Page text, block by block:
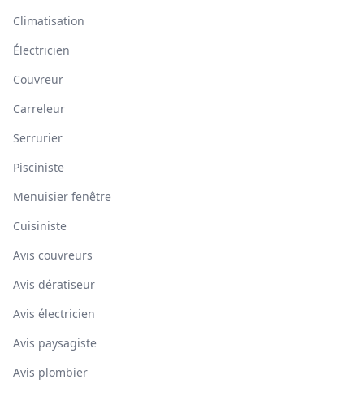
Climatisation
Électricien
Couvreur
Carreleur
Serrurier
Pisciniste
Menuisier fenêtre
Cuisiniste
Avis couvreurs
Avis dératiseur
Avis électricien
Avis paysagiste
Avis plombier